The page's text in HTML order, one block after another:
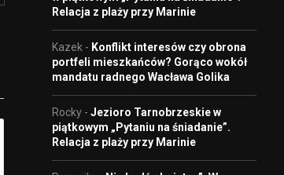
Relacja z plaży przy Marinie
Kazek - Konflikt interesów czy obrona
portfeli mieszkańców? Gorąco wokół
mandatu radnego Wacława Golika
Rocky - Jezioro Tarnobrzeskie w
piątkowym „Pytaniu na śniadanie”.
Relacja z plaży przy Marinie